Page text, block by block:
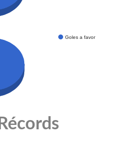
Goles a favor
Récords